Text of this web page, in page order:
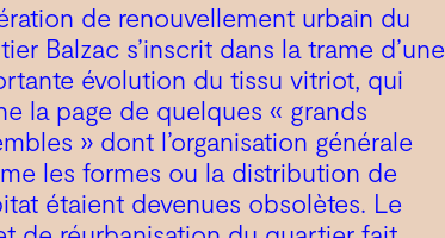
de renouvellement urbain du
Balzac s’inscrit dans la trame d’une
évolution du tissu vitriot, qui
la page de quelques « grands
» dont l’organisation générale
les formes ou la distribution de
étaient devenues obsolètes. Le